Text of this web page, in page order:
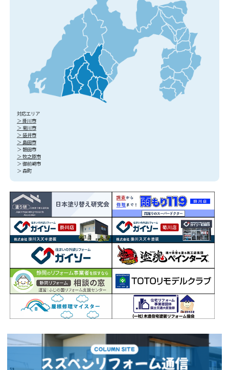
対応エリア
＞ 掛川市
＞ 菊川市
＞ 袋井市
＞ 島田市
＞ 磐田市
＞ 牧之原市
＞ 御前崎市
＞ 森町